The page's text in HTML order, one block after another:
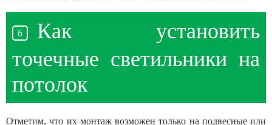
Как установить
точечные светильники на
потолок
Отметим, что их монтаж возможен только на подвесные или